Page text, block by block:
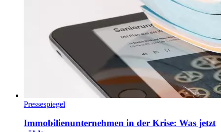
Pressespiegel
Immobilienunternehmen in der Krise: Was jetzt